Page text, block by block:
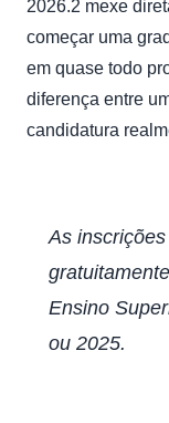
2026.2 mexe
começar uma
em quase todo
diferença entre
candidatura
As
Ensino
ou 2025.